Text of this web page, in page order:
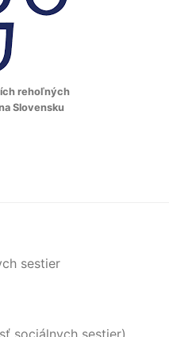
rehoľných
Slovensku
sestier